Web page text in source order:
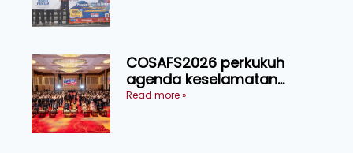
COSAFS2026 perkukuh
agenda keselamatan
makanan, AgriHub pacu
Read more »